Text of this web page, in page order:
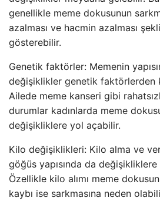
genellikle meme dokusunun
azalması ve hacmin azalması
gösterebilir.
Genetik faktörler: Memenin
değişiklikler genetik faktörlerden
Ailede meme kanseri gibi
durumlar kadınlarda meme
değişikliklere yol açabilir.
Kilo değişiklikleri: Kilo alma ve
göğüs yapısında da
Özellikle kilo alımı meme
kaybı ise sarkmasına neden